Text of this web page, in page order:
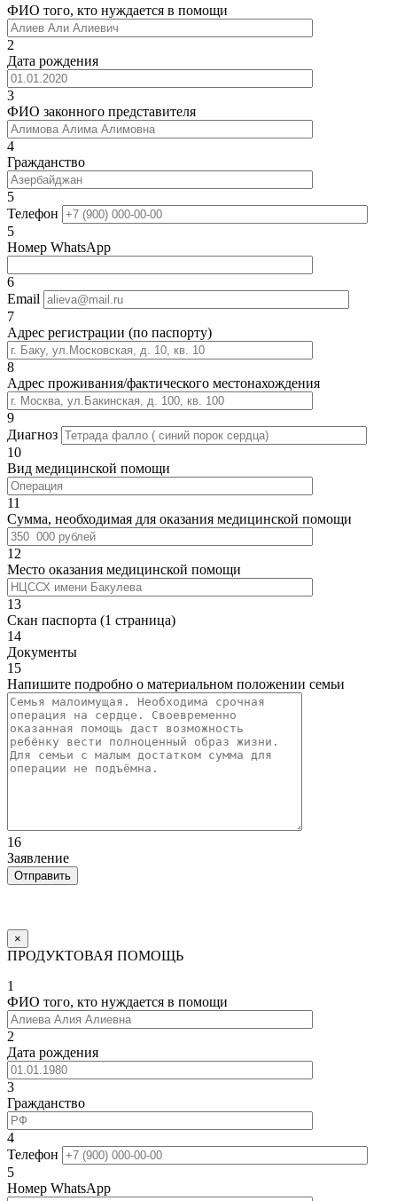
ФИО того, кто нуждается в помощи
2
Дата рождения
3
ФИО законного представителя
4
Гражданство
5
Телефон
5
Номер WhatsApp
6
Email
7
Адрес регистрации (по паспорту)
8
Адрес проживания/фактического местонахождения
9
Диагноз
10
Вид медицинской помощи
11
Сумма, необходимая для оказания медицинской помощи
12
Место оказания медицинской помощи
13
Скан паспорта (1 страница)
14
Документы
15
Напишите подробно о материальном положении семьи
16
Заявление
×
ПРОДУКТОВАЯ ПОМОЩЬ
1
ФИО того, кто нуждается в помощи
2
Дата рождения
3
Гражданство
4
Телефон
5
Номер WhatsApp